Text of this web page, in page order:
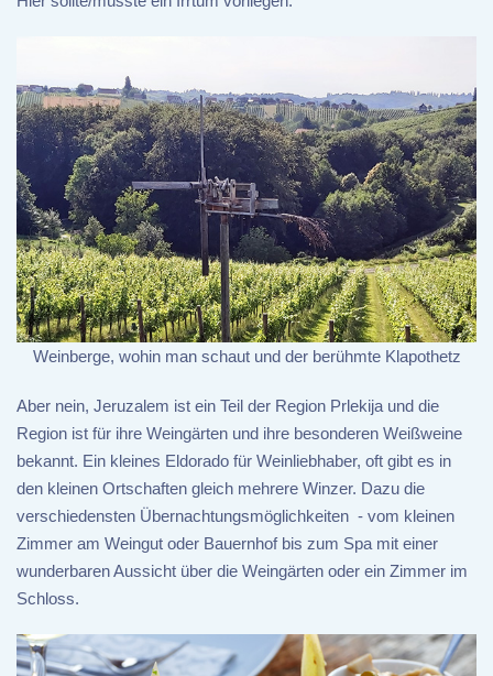
Weinberge, wohin man schaut und der berühmte Klapothetz
Aber nein, Jeruzalem ist ein Teil der Region Prlekija und die
Region ist für ihre Weingärten und ihre besonderen Weißweine
bekannt. Ein kleines Eldorado für Weinliebhaber, oft gibt es in
den kleinen Ortschaften gleich mehrere Winzer. Dazu die
verschiedensten Übernachtungsmöglichkeiten - vom kleinen
Zimmer am Weingut oder Bauernhof bis zum Spa mit einer
wunderbaren Aussicht über die Weingärten oder ein Zimmer im
Schloss.